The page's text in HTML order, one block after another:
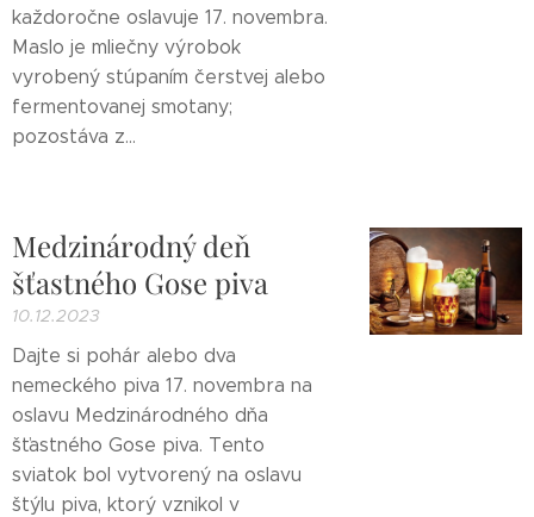
každoročne oslavuje 17. novembra.
Maslo je mliečny výrobok
vyrobený stúpaním čerstvej alebo
fermentovanej smotany;
pozostáva z...
Medzinárodný deň
šťastného Gose piva
10.12.2023
Dajte si pohár alebo dva
nemeckého piva 17. novembra na
oslavu Medzinárodného dňa
šťastného Gose piva. Tento
sviatok bol vytvorený na oslavu
štýlu piva, ktorý vznikol v